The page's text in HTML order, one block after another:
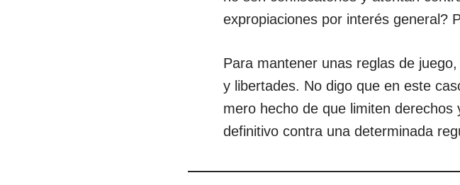
expropiaciones por interés general?
Para mantener unas reglas de
y libertades. No digo que en este
mero hecho de que limiten
definitivo contra una determinada